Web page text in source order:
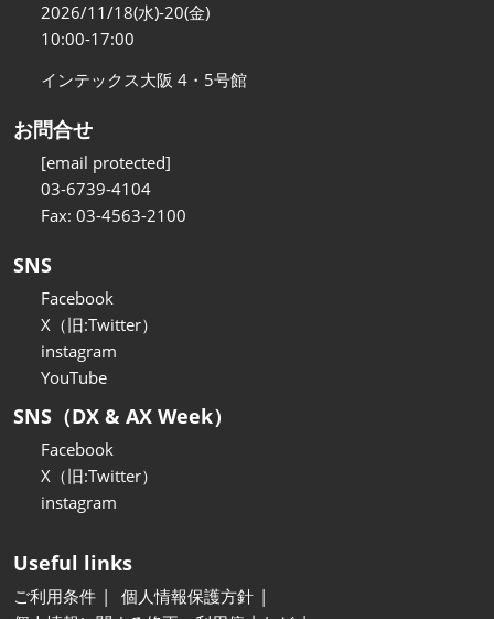
2026/11/18(水)-20(金)
10:00-17:00
インテックス大阪 4・5号館
お問合せ
[email protected]
03-6739-4104
Fax: 03-4563-2100
SNS
Facebook
X（旧:Twitter）
instagram
YouTube
SNS（DX & AX Week）
Facebook
X（旧:Twitter）
instagram
Useful links
ご利用条件
個人情報保護方針